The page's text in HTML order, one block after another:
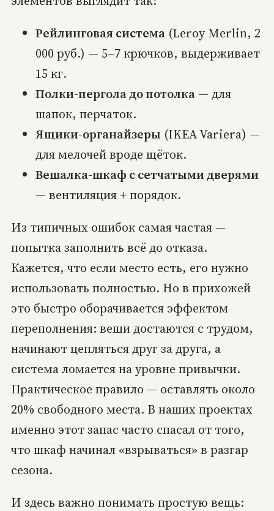
Рейлинговая система(Leroy Merlin, 2
000 руб.) — 5–7 крючков, выдерживает
15 кг.
Полки-пергола до потолка— для
шапок, перчаток.
Ящики-органайзеры (IKEA Variera) —
для мелочей вроде щёток.
Вешалка-шкаф с сетчатыми дверями
— вентиляция + порядок.
Из типичных ошибок самая частая —
попытка заполнить всё до отказа.
Кажется, что если место есть, его нужно
использовать полностью. Но в прихожей
это быстро оборачивается эффектом
переполнения: вещи достаются с трудом,
начинают цепляться друг за друга, а
система ломается на уровне привычки.
Практическое правило — оставлять около
20% свободного места. В наших проектах
именно этот запас часто спасал от того,
что шкаф начинал «взрываться» в разгар
сезона.
И здесь важно понимать простую вещь: